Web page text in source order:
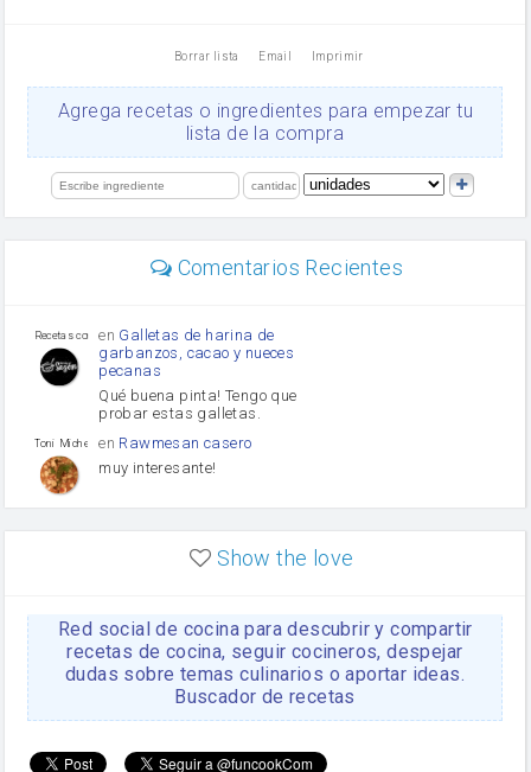
Ajos
Levadura
limón
Borrar lista Email Imprimir
Agrega recetas o ingredientes para empezar tu
lista de la compra
Comentarios Recientes
Recetas con sazon
en Galletas de harina de
garbanzos, cacao y nueces
pecanas
Qué buena pinta! Tengo que
probar estas galletas.
Toni Michel Caubet
en Rawmesan casero
muy interesante!
enLasaña casera fácil y
HOJALDROSA TV
enGachas de la abuela
Rosa
https://youtu.be/Mz69gcVO3sI
Rosa enReceta Del Bizcocho
Disculpa. En la foto aparece
Show the love
Red social de cocina para descubrir y compartir
recetas de cocina, seguir cocineros, despejar
dudas sobre temas culinarios o aportar ideas.
Buscador de recetas